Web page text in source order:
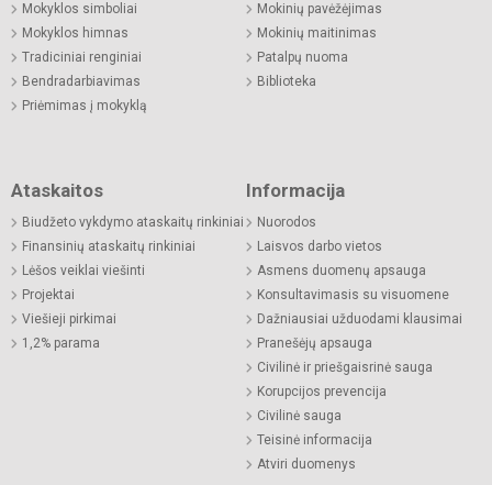
Mokyklos simboliai
Mokyklos himnas
Tradiciniai renginiai
Bendradarbiavimas
Priėmimas į mokyklą
Mokinių pavėžėjimas
Mokinių maitinimas
Patalpų nuoma
Biblioteka
Ataskaitos
Biudžeto vykdymo ataskaitų rinkiniai
Finansinių ataskaitų rinkiniai
Lėšos veiklai viešinti
Projektai
Viešieji pirkimai
1,2% parama
Informacija
Nuorodos
Laisvos darbo vietos
Asmens duomenų apsauga
Konsultavimasis su visuomene
Dažniausiai užduodami klausimai
Pranešėjų apsauga
Civilinė ir priešgaisrinė sauga
Korupcijos prevencija
Civilinė sauga
Teisinė informacija
Atviri duomenys